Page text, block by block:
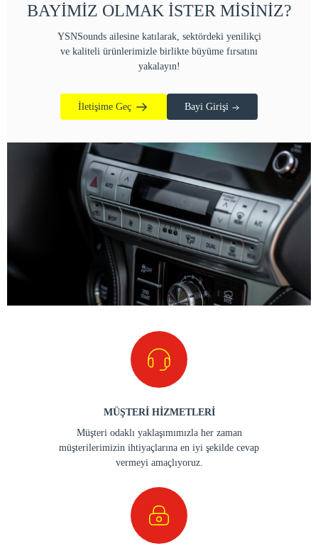
BAYİMİZ OLMAK İSTER MİSİNİZ?
YSNSounds ailesine katılarak, sektördeki yenilikçi
ve kaliteli ürünlerimizle birlikte büyüme fırsatını
yakalayın!
İletişime Geç Bayi Girişi
MÜŞTERİ HİZMETLERİ
Müşteri odaklı yaklaşımımızla her zaman
müşterilerimizin ihtiyaçlarına en iyi şekilde cevap
vermeyi amaçlıyoruz.